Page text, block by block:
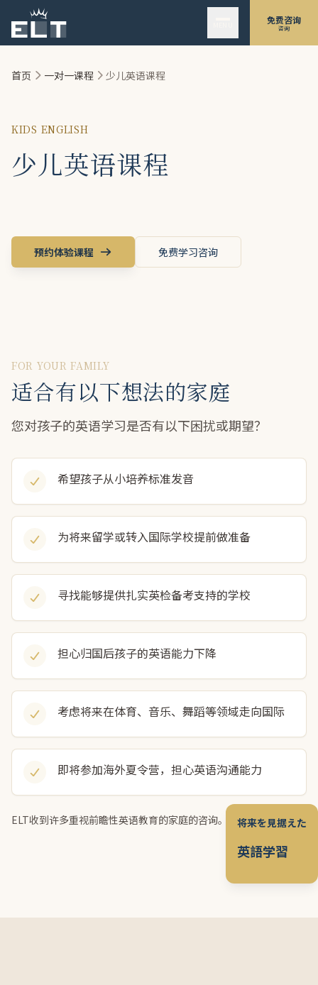
跳至主要内容
免费咨询
咨询
首页 一对一课程 少儿英语课程
KIDS ENGLISH
少儿英语课程
预约体验课程 免费学习咨询
将来を見据えた
英語学習
FOR YOUR FAMILY
适合有以下想法的家庭
您对孩子的英语学习是否有以下困扰或期望？
希望孩子从小培养标准发音
为将来留学或转入国际学校提前做准备
寻找能够提供扎实英检备考支持的学校
担心归国后孩子的英语能力下降
考虑将来在体育、音乐、舞蹈等领域走向国际
即将参加海外夏令营，担心英语沟通能力
ELT收到许多重视前瞻性英语教育的家庭的咨询。